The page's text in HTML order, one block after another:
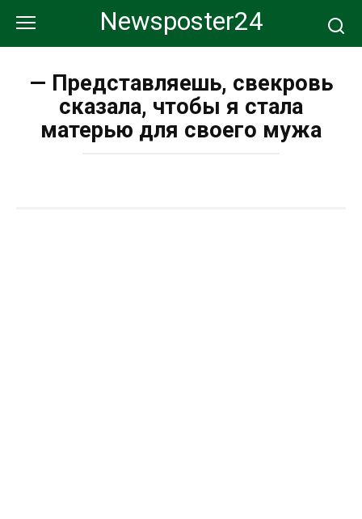
контенту
Newsposter24
— Представляешь, свекровь
сказала, чтобы я стала
матерью для своего мужа